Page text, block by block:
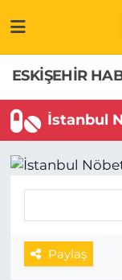
ESKİŞEHİR
İstanbul
Paylaş
GÜNDEM
ASAYİŞ
EKONOMİ
SAĞLIK
İletişim
Süper Lig
Son
Haber Arşivi